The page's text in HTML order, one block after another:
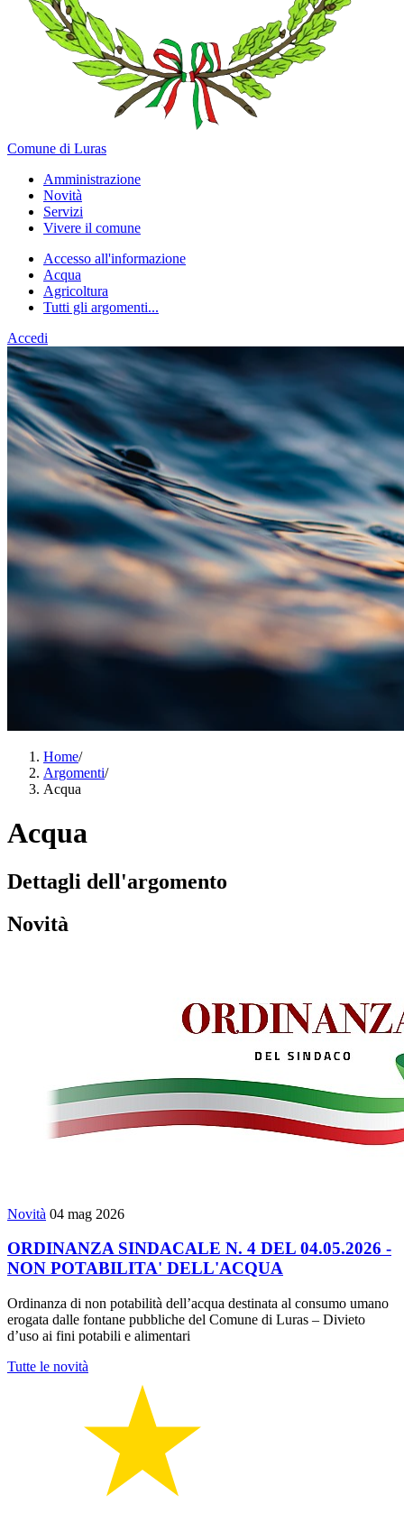
Comune di Luras
Amministrazione
Novità
Servizi
Vivere il comune
Accesso all'informazione
Acqua
Agricoltura
Tutti gli argomenti...
Accedi
Home/
Argomenti/
Acqua
Acqua
Dettagli dell'argomento
Novità
Novità 04 mag 2026
ORDINANZA SINDACALE N. 4 DEL 04.05.2026 -
NON POTABILITA' DELL'ACQUA
Ordinanza di non potabilità dell’acqua destinata al consumo umano
erogata dalle fontane pubbliche del Comune di Luras – Divieto
d’uso ai fini potabili e alimentari
Tutte le novità